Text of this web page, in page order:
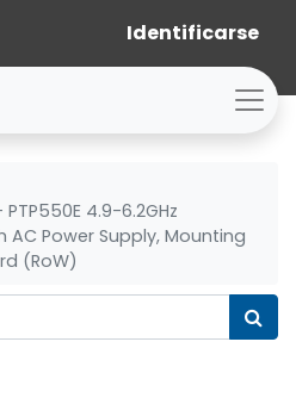
Identificarse
4.9-6.2GHz
Power Supply, Mounting
(RoW)